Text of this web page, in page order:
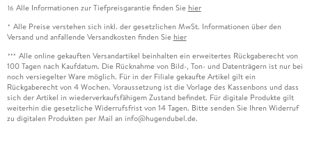
16 Alle Informationen zur Tiefpreisgarantie finden Sie hier
* Alle Preise verstehen sich inkl. der gesetzlichen MwSt. Informationen über den
Versand und anfallende Versandkosten finden Sie hier
*** Alle online gekauften Versandartikel beinhalten ein erweitertes Rückgaberecht von
100 Tagen nach Kaufdatum. Die Rücknahme von Bild-, Ton- und Datenträgern ist nur bei
noch versiegelter Ware möglich. Für in der Filiale gekaufte Artikel gilt ein
Rückgaberecht von 4 Wochen. Voraussetzung ist die Vorlage des Kassenbons und dass
sich der Artikel in wiederverkaufsfähigem Zustand befindet. Für digitale Produkte gilt
weiterhin die gesetzliche Widerrufsfrist von 14 Tagen. Bitte senden Sie Ihren Widerruf
zu digitalen Produkten per Mail an info@hugendubel.de.